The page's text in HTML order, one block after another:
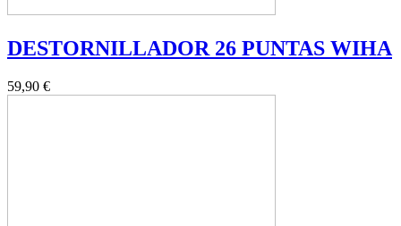
DESTORNILLADOR 26 PUNTAS WIHA
59,90 €